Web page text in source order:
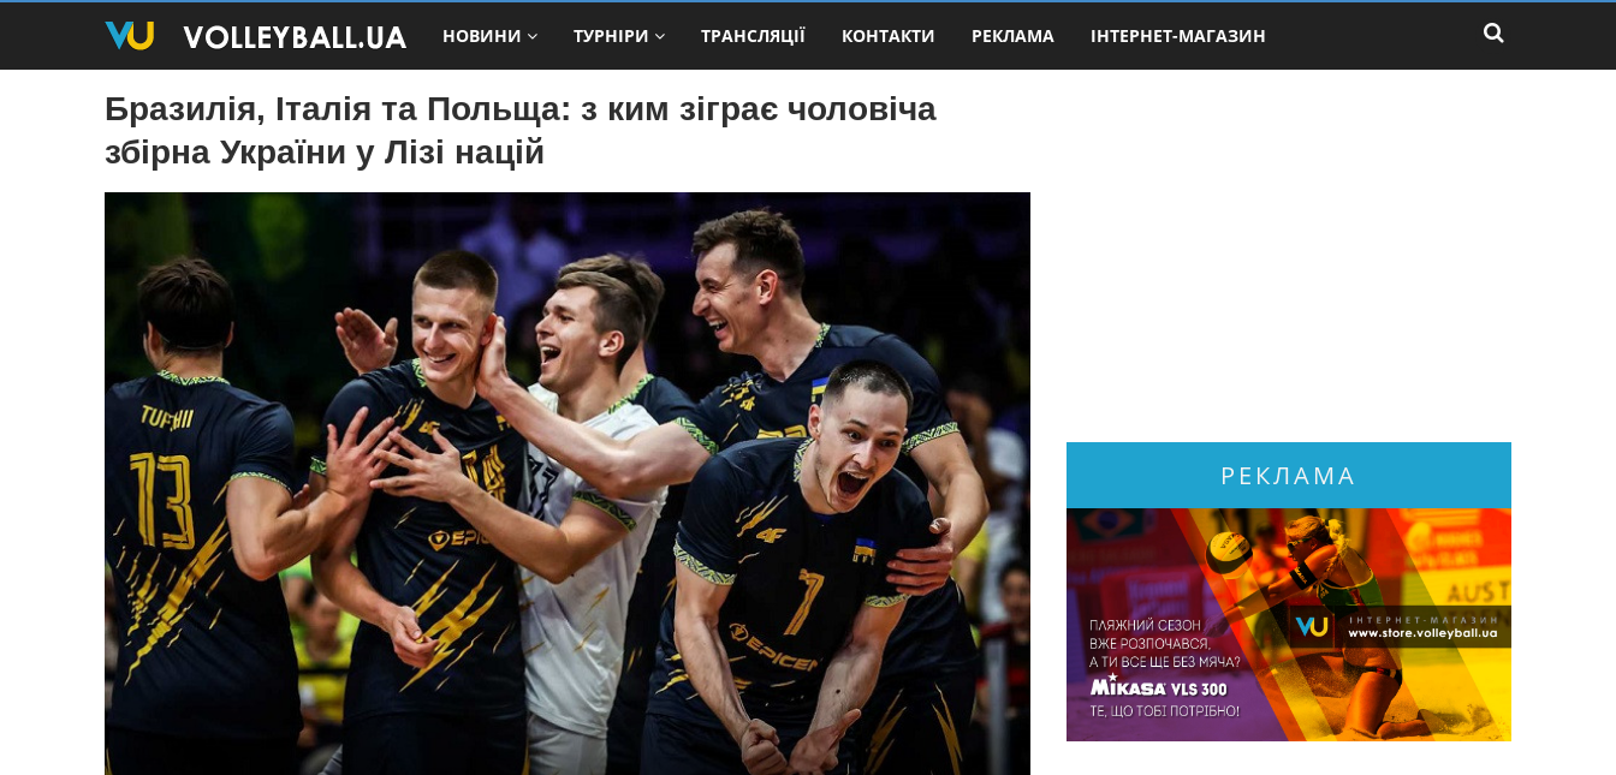
НОВИНИ ТУРНІРИ ТРАНСЛЯЦІЇ КОНТАКТИ РЕКЛАМА ІНТЕРНЕТ-МАГАЗИН
Бразилія, Італія та Польща: з ким зіграє чоловіча
збірна України у Лізі націй
РЕКЛАМА